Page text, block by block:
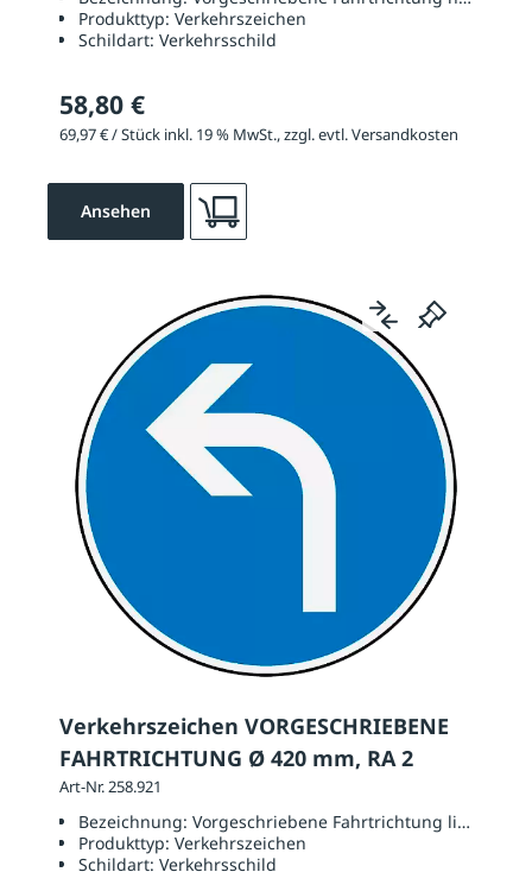
Produkttyp: Verkehrszeichen
Schildart: Verkehrsschild
58,80 €
69,97 € / Stück inkl. 19 % MwSt., zzgl. evtl. Versandkosten
Ansehen
Verkehrszeichen VORGESCHRIEBENE
FAHRTRICHTUNG Ø 420 mm, RA 2
Art-Nr. 258.921
Bezeichnung: Vorgeschriebene Fahrtrichtung links
Produkttyp: Verkehrszeichen
Schildart: Verkehrsschild